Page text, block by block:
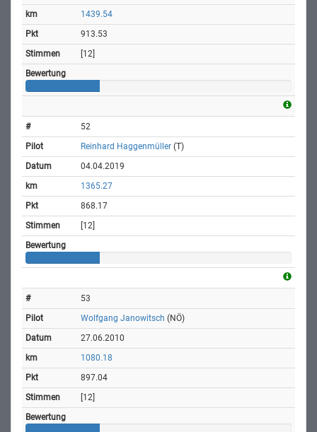
1439.54
913.53
[12]
52
Reinhard Haggenmüller (T)
04.04.2019
1365.27
868.17
[12]
53
Wolfgang Janowitsch (NÖ)
27.06.2010
1080.18
897.04
[12]